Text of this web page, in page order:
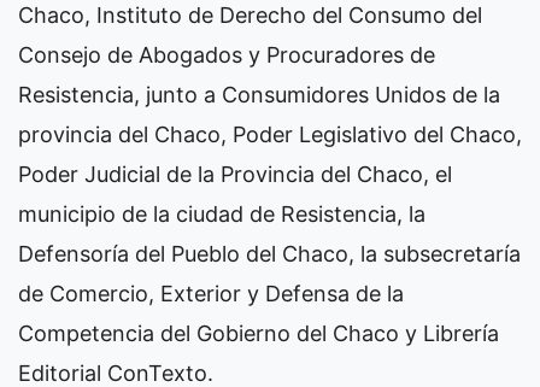
Chaco, Instituto de Derecho del Consumo del
Consejo de Abogados y Procuradores de
Resistencia, junto a Consumidores Unidos de la
provincia del Chaco, Poder Legislativo del Chaco,
Poder Judicial de la Provincia del Chaco, el
municipio de la ciudad de Resistencia, la
Defensoría del Pueblo del Chaco, la subsecretaría
de Comercio, Exterior y Defensa de la
Competencia del Gobierno del Chaco y Librería
Editorial ConTexto.